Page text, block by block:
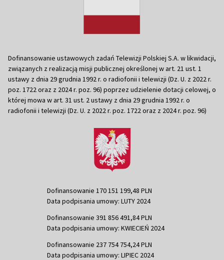
Dofinansowanie ustawowych zadań Telewizji Polskiej S.A. w likwidacji,
związanych z realizacją misji publicznej określonej w art. 21 ust. 1
ustawy z dnia 29 grudnia 1992 r. o radiofonii i telewizji (Dz. U. z 2022 r.
poz. 1722 oraz z 2024 r. poz. 96) poprzez udzielenie dotacji celowej, o
której mowa w art. 31 ust. 2 ustawy z dnia 29 grudnia 1992 r. o
radiofonii i telewizji (Dz. U. z 2022 r. poz. 1722 oraz z 2024 r. poz. 96)
Dofinansowanie 170 151 199,48 PLN
Data podpisania umowy: LUTY 2024
Dofinansowanie 391 856 491,84 PLN
Data podpisania umowy: KWIECIEŃ 2024
Dofinansowanie 237 754 754,24 PLN
Data podpisania umowy: LIPIEC 2024